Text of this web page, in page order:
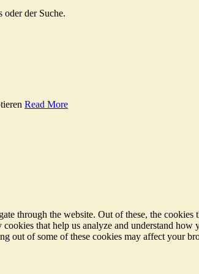
oder der Suche.
Read More
through the website. Out of these, the cookies
that help us analyze and understand
out of some of these cookies may affect your